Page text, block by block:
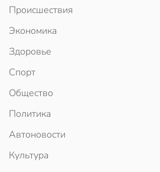
Происшествия
Экономика
Здоровье
Спорт
Общество
Политика
Автоновости
Культура